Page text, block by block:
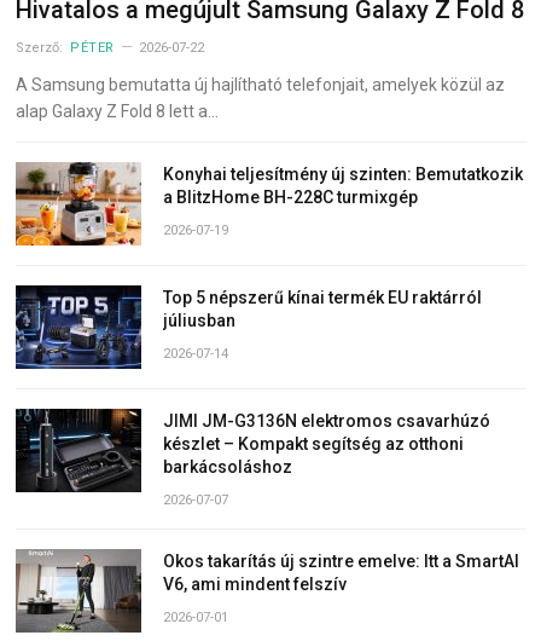
Hivatalos a megújult Samsung Galaxy Z Fold 8
Szerző: PÉTER 2026-07-22
A Samsung bemutatta új hajlítható telefonjait, amelyek közül az
alap Galaxy Z Fold 8 lett a…
Konyhai teljesítmény új szinten: Bemutatkozik
a BlitzHome BH-228C turmixgép
2026-07-19
Top 5 népszerű kínai termék EU raktárról
júliusban
2026-07-14
JIMI JM-G3136N elektromos csavarhúzó
készlet – Kompakt segítség az otthoni
barkácsoláshoz
2026-07-07
Okos takarítás új szintre emelve: Itt a SmartAI
V6, ami mindent felszív
2026-07-01